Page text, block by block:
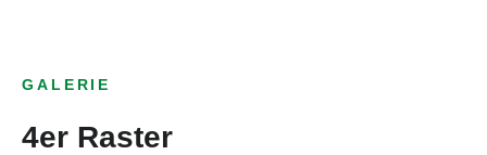
GALERIE
4er Raster